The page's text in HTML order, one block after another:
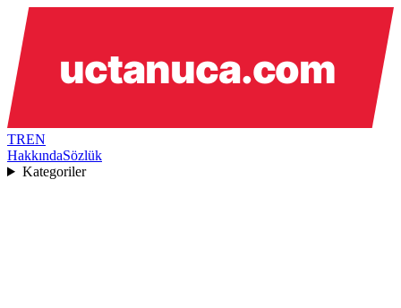
TREN
HakkındaSözlük
Kategoriler